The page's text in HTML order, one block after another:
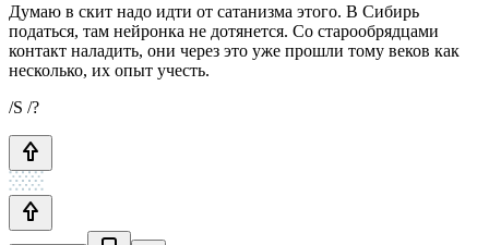
Думаю в скит надо идти от сатанизма этого. В Сибирь
податься, там нейронка не дотянется. Со старообрядцами
контакт наладить, они через это уже прошли тому веков как
несколько, их опыт учесть.
/S /?